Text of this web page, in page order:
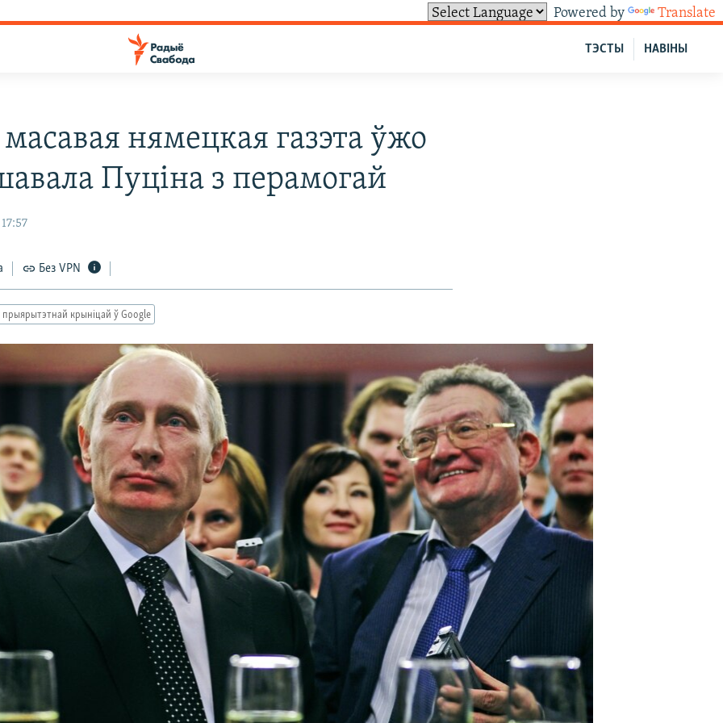
Powered by Translate
НАВІНЫ
ТЭСТЫ
нямецкая газэта ўжо
Пуціна з перамогай
Без VPN
прыярытэтнай крыніцай ў Google